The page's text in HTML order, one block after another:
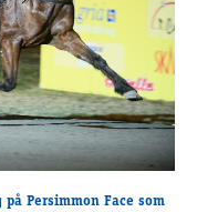
Persimmon Face som